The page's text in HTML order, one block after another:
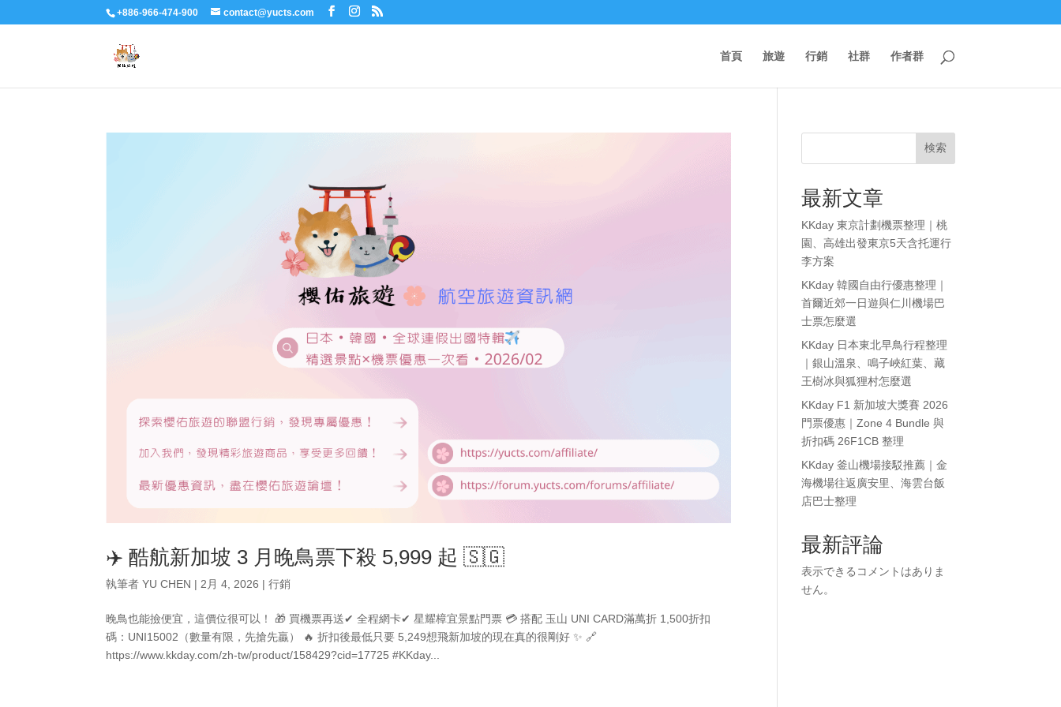
+886-966-474-900 contact@yucts.com
首頁 旅遊 行銷 社群 作者群
✈️ 酷航新加坡 3 月晚鳥票下殺 5,999 起 🇸🇬
執筆者YU CHEN | 2月 4, 2026 |行銷
晚鳥也能撿便宜，這價位很可以！ 🎁 買機票再送✔ 全程網卡✔ 星耀樟宜景點門票 💳 搭配 玉山 UNI CARD滿萬折 1,500折扣
碼：UNI15002（數量有限，先搶先贏） 🔥 折扣後最低只要 5,249想飛新加坡的現在真的很剛好 ✨ 🔗
https://www.kkday.com/zh-tw/product/158429?cid=17725 #KKday...
検索
最新文章
KKday 東京計劃機票整理｜桃
園、高雄出發東京5天含托運行
李方案
KKday 韓國自由行優惠整理｜
首爾近郊一日遊與仁川機場巴
士票怎麼選
KKday 日本東北早鳥行程整理
｜銀山溫泉、鳴子峽紅葉、藏
王樹冰與狐狸村怎麼選
KKday F1 新加坡大獎賽 2026
門票優惠｜Zone 4 Bundle 與
折扣碼 26F1CB 整理
KKday 釜山機場接駁推薦｜金
海機場往返廣安里、海雲台飯
店巴士整理
最新評論
表示できるコメントはありま
せん。